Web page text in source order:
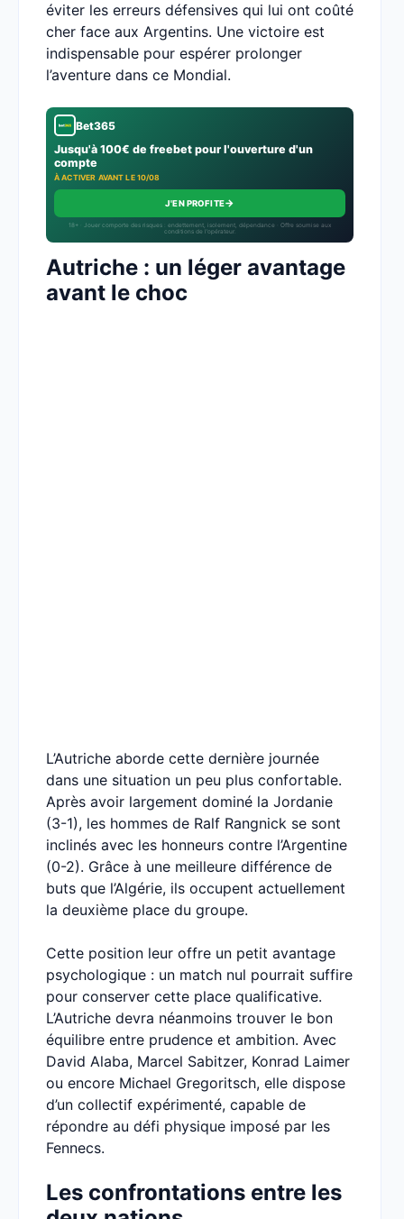
éviter les erreurs défensives qui lui ont coûté
cher face aux Argentins. Une victoire est
indispensable pour espérer prolonger
l’aventure dans ce Mondial.
Bet365
Jusqu'à 100€ de freebet pour l'ouverture d'un
compte
À ACTIVER AVANT LE 10/08
J'EN PROFITE→
18+ · Jouer comporte des risques : endettement, isolement, dépendance · Offre soumise aux
conditions de l’opérateur.
Autriche : un léger avantage
avant le choc
L’Autriche aborde cette dernière journée
dans une situation un peu plus confortable.
Après avoir largement dominé la Jordanie
(3-1), les hommes de Ralf Rangnick se sont
inclinés avec les honneurs contre l’Argentine
(0-2). Grâce à une meilleure différence de
buts que l’Algérie, ils occupent actuellement
la deuxième place du groupe.
Cette position leur offre un petit avantage
psychologique : un match nul pourrait suffire
pour conserver cette place qualificative.
L’Autriche devra néanmoins trouver le bon
équilibre entre prudence et ambition. Avec
David Alaba, Marcel Sabitzer, Konrad Laimer
ou encore Michael Gregoritsch, elle dispose
d’un collectif expérimenté, capable de
répondre au défi physique imposé par les
Fennecs.
Les confrontations entre les